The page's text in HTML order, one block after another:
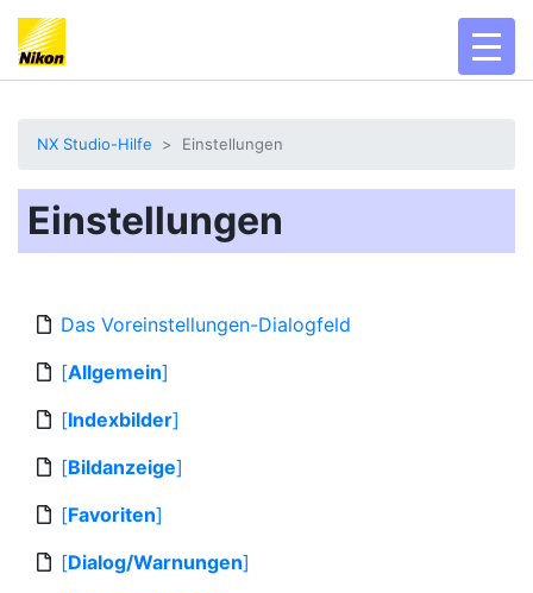
NX Studio-Hilfe Einstellungen
Einstellungen
Das Voreinstellungen-Dialogfeld
[Allgemein]
[Indexbilder]
[Bildanzeige]
[Favoriten]
[Dialog/Warnungen]